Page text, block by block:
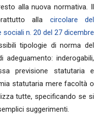
alla nuova normativa. Il
alla circolare del
n. 20 del 27 dicembre
tipologie di norma del
inderogabili,
previsione statutaria e
statutaria mere facoltà o
tutte, specificando se si
suggerimenti.